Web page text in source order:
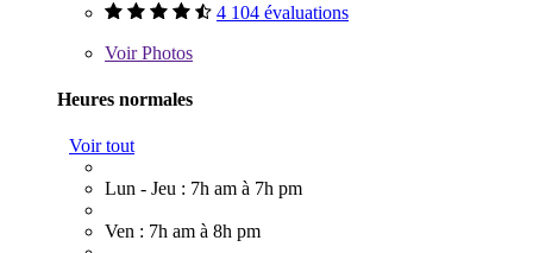
4 104 évaluations
VoirPhotos
Heures normales
Voir tout
Lun - Jeu : 7h am à 7h pm
Ven : 7h am à 8h pm